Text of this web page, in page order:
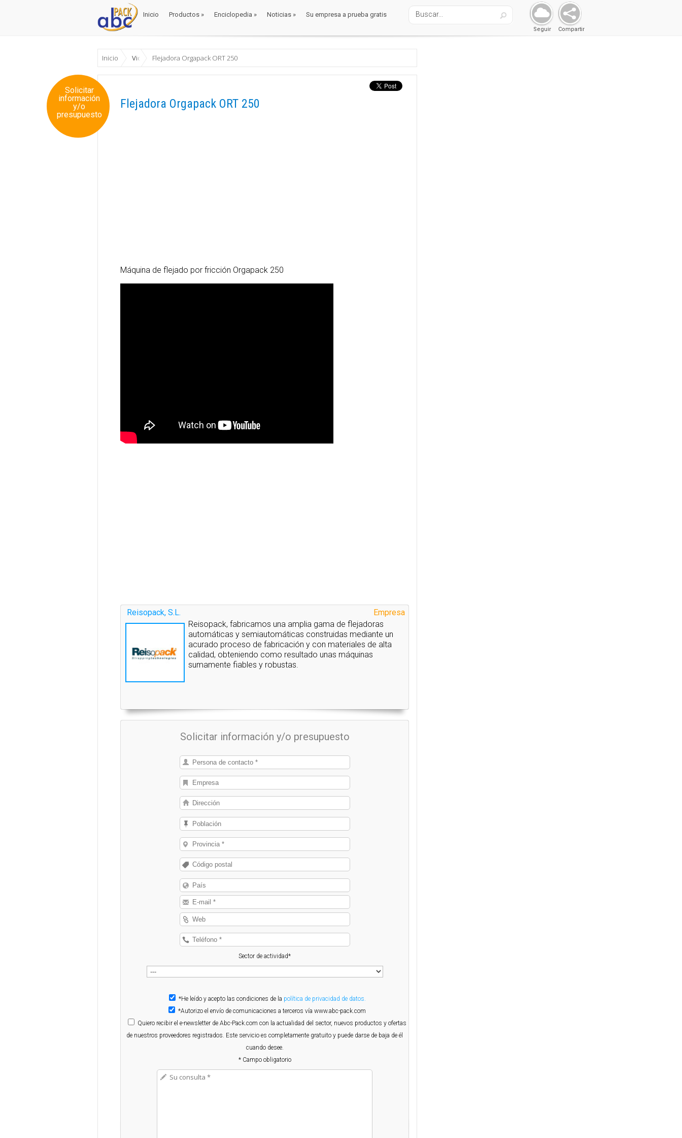
Inicio Productos » Enciclopedia » Noticias » Su empresa a prueba gratis
Compartir
Seguir
Inicio VideosFlejadora Orgapack ORT 250
Solicitar
información
y/o
presupuesto
Flejadora Orgapack ORT 250
Máquina de flejado por fricción Orgapack 250
Empresa
Reisopack, S.L.
Reisopack, fabricamos una amplia gama de flejadoras
automáticas y semiautomáticas construidas mediante un
acurado proceso de fabricación y con materiales de alta
calidad, obteniendo como resultado unas máquinas
sumamente fiables y robustas.
Solicitar información y/o presupuesto
Sector de actividad*
*He leído y acepto las condiciones de la política de privacidad de datos.
*Autorizo el envío de comunicaciones a terceros vía www.abc-pack.com
Quiero recibir el e-newsletter de Abc-Pack.com con la actualidad del sector, nuevos productos y ofertas
de nuestros proveedores registrados. Este servicio es completamente gratuito y puede darse de baja de él
cuando desee.
* Campo obligatorio